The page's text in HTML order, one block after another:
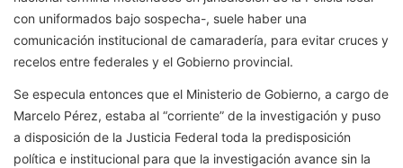
con uniformados bajo sospecha-, suele haber una
comunicación institucional de camaradería, para evitar cruces y
recelos entre federales y el Gobierno provincial.
Se especula entonces que el Ministerio de Gobierno, a cargo de
Marcelo Pérez, estaba al “corriente” de la investigación y puso
a disposición de la Justicia Federal toda la predisposición
política e institucional para que la investigación avance sin la